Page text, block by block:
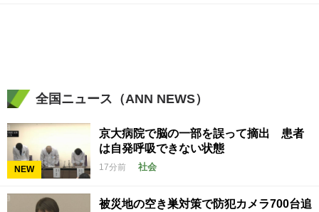
全国ニュース（ANN NEWS）
NEW
京大病院で脳の一部を誤って摘出 患者
は自発呼吸できない状態
17分前 社会
被災地の空き巣対策で防犯カメラ700台追